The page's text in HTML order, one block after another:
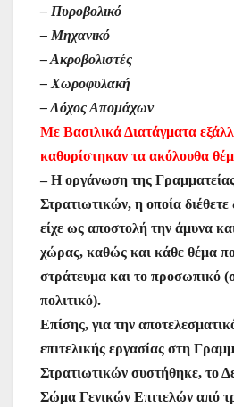
– Πυροβολικό
– Μηχανικό
– Ακροβολιστές
– Χωροφυλακή
– Λόχος Απομάχων
Με Βασιλικά Διατάγματα
καθορίστηκαν τα ακόλουθα
– Η οργάνωση της
Στρατιωτικών, η οποία
είχε ως αποστολή την άμυνα
χώρας, καθώς και κάθε θέμα
στράτευμα και το προσωπικό
πολιτικό).
Επίσης, για την
επιτελικής εργασίας στη
Στρατιωτικών συστήθηκε, το
Σώμα Γενικών Επιτελών από